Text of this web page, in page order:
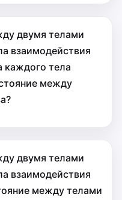
двумя телами
взаимодействия
каждого тела
между
двумя телами
взаимодействия
между телами